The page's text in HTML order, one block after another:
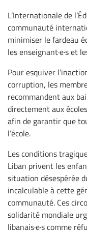
L’Internationale de
communauté
minimiser le fardeau
les enseignant·e·s et
Pour esquiver
corruption, les
recommandent aux
directement aux
afin de garantir que
l’école.
Les conditions
Liban privent les
situation désespérée
incalculable à cette
communauté. Ces
solidarité mondiale
libanais·e·s comme